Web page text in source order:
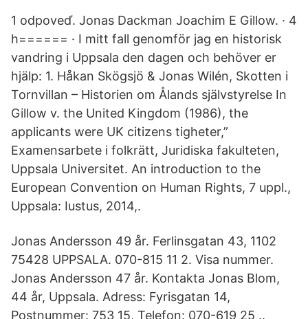
1 odpoveď. Jonas Dackman Joachim E Gillow. · 4
h====== · I mitt fall genomför jag en historisk
vandring i Uppsala den dagen och behöver er
hjälp: 1. Håkan Skögsjö & Jonas Wilén, Skotten i
Tornvillan – Historien om Ålands självstyrelse In
Gillow v. the United Kingdom (1986), the
applicants were UK citizens tigheter,”
Examensarbete i folkrätt, Juridiska fakulteten,
Uppsala Universitet. An introduction to the
European Convention on Human Rights, 7 uppl.,
Uppsala: Iustus, 2014,.
Jonas Andersson 49 år. Ferlinsgatan 43, 1102
75428 UPPSALA. 070-815 11 2. Visa nummer.
Jonas Andersson 47 år. Kontakta Jonas Blom,
44 år, Uppsala. Adress: Fyrisgatan 14,
Postnummer: 753 15, Telefon: 070-619 25 ..